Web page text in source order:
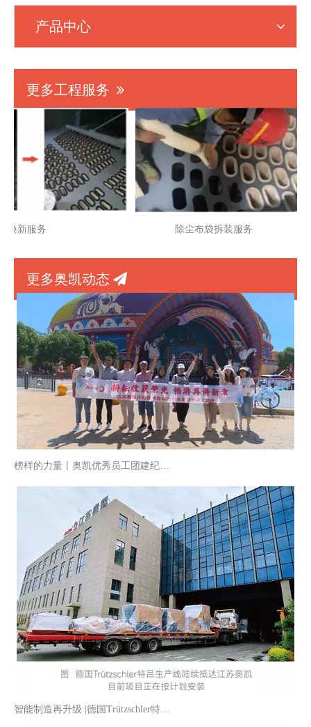
产品中心
更多工程服务 
服务 除尘布袋拆装服务
更多奥凯动态 